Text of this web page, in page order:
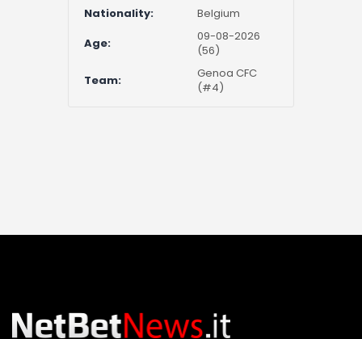
Nationality:
Belgium
Age:
09-08-2026
(56)
Team:
Genoa CFC
(#4)